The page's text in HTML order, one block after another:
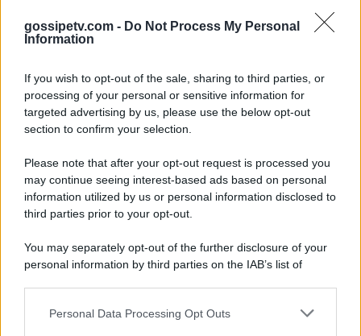
gossipetv.com - Do Not Process My Personal
Information
If you wish to opt-out of the sale, sharing to third parties, or
processing of your personal or sensitive information for
targeted advertising by us, please use the below opt-out
section to confirm your selection.
Please note that after your opt-out request is processed you
may continue seeing interest-based ads based on personal
information utilized by us or personal information disclosed to
third parties prior to your opt-out.
You may separately opt-out of the further disclosure of your
personal information by third parties on the IAB’s list of
This information may also be disclosed by us to third parties
Personal Data Processing Opt Outs
Gossip e TV è un sito di MASTE S.r.l.
viale Luigi Majno n. 21 - 20129 Milano (MI)
P.Iva 10909580960
Categorie
Gossip